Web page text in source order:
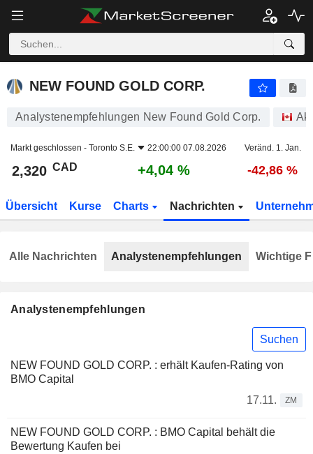
NEW FOUND GOLD CORP.
NEW FOUND GOLD CORP.
Analystenempfehlungen New Found Gold Corp.
Markt geschlossen - Toronto S.E. 22:00:00 07.08.2026 Veränd. 1. Jan.
2,320 CAD +4,04 % -42,86 %
Übersicht Kurse Charts Nachrichten
Analystenempfehlungen
Suchen
NEW FOUND GOLD CORP. : erhält Kaufen-Rating von
BMO Capital
17.11.
ZM
NEW FOUND GOLD CORP. : BMO Capital behält die
Bewertung Kaufen bei
Alle Nachrichten Analystenempfehlungen Wichtige